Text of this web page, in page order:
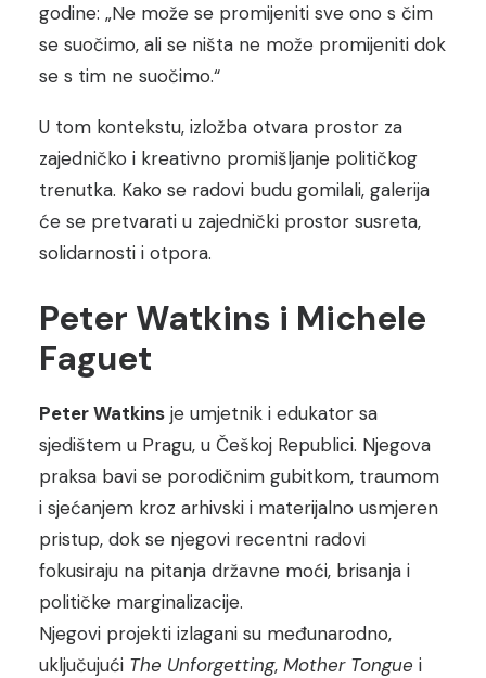
godine: „Ne može se promijeniti sve ono s čim
se suočimo, ali se ništa ne može promijeniti dok
se s tim ne suočimo.“
U tom kontekstu, izložba otvara prostor za
zajedničko i kreativno promišljanje političkog
trenutka. Kako se radovi budu gomilali, galerija
će se pretvarati u zajednički prostor susreta,
solidarnosti i otpora.
Peter Watkins i Michele
Faguet
Peter Watkins je umjetnik i edukator sa
sjedištem u Pragu, u Češkoj Republici. Njegova
praksa bavi se porodičnim gubitkom, traumom
i sjećanjem kroz arhivski i materijalno usmjeren
pristup, dok se njegovi recentni radovi
fokusiraju na pitanja državne moći, brisanja i
političke marginalizacije.
Njegovi projekti izlagani su međunarodno,
uključujući The Unforgetting, Mother Tongue i